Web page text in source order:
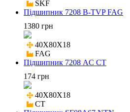
SKF
Підшипник 7208 B-TVP FAG
1380 грн
40X80X18
FAG
Підшипник 7208 AC CT
174 грн
40X80X18
CT